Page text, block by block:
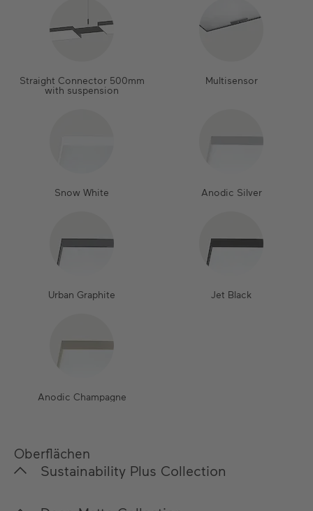
Straight Connector 500mm
with suspension
Multisensor
Snow White Anodic Silver
Urban Graphite Jet Black
Anodic Champagne
Oberflächen
Sustainability Plus Collection
In unserer Sustainability Plus Collection legen wir